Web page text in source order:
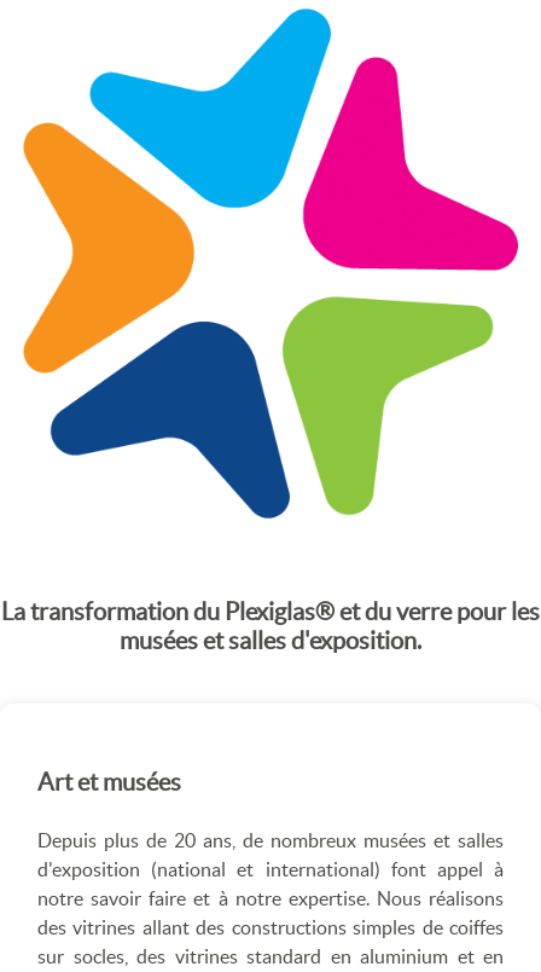
La transformation du Plexiglas® et du verre pour les
musées et salles d'exposition.
Art et musées
Depuis plus de 20 ans, de nombreux musées et salles
d'exposition (national et international) font appel à
notre savoir faire et à notre expertise. Nous réalisons
des vitrines allant des constructions simples de coiffes
sur socles, des vitrines standard en aluminium et en